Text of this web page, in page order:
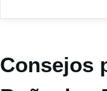
Consejos